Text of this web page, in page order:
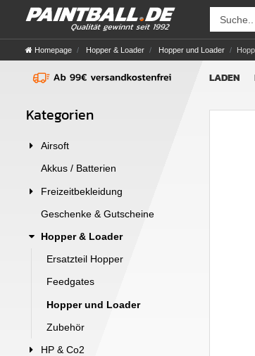
Homepage Hopper & Loader Hopper und Loader
LADEN
Kategorien
Airsoft
Akkus / Batterien
Freizeitbekleidung
Geschenke & Gutscheine
Hopper & Loader
Ersatzteil Hopper
Feedgates
Hopper und Loader
Zubehör
HP & Co2